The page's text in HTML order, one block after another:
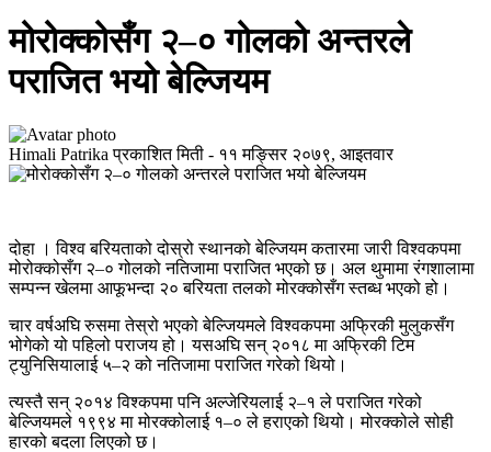
मोरोक्कोसँग २–० गोलको अन्तरले
पराजित भयो बेल्जियम
Himali Patrika प्रकाशित मिती - ११ मङ्सिर २०७९, आइतवार
दोहा । विश्व बरियताको दोस्रो स्थानको बेल्जियम कतारमा जारी विश्वकपमा
मोरोक्कोसँग २–० गोलको नतिजामा पराजित भएको छ। अल थुमामा रंगशालामा
सम्पन्न खेलमा आफूभन्दा २० बरियता तलको मोरक्कोसँग स्तब्ध भएको हो।
चार वर्षअघि रुसमा तेस्रो भएको बेल्जियमले विश्वकपमा अफ्रिकी मुलुकसँग
भोगेको यो पहिलो पराजय हो। यसअघि सन् २०१८ मा अफ्रिकी टिम
ट्युनिसियालाई ५–२ को नतिजामा पराजित गरेको थियो।
त्यस्तै सन् २०१४ विश्कपमा पनि अल्जेरियलाई २–१ ले पराजित गरेको
बेल्जियमले १९९४ मा मोरक्कोलाई १–० ले हराएको थियो। मोरक्कोले सोही
हारको बदला लिएको छ।